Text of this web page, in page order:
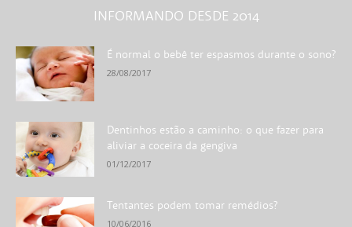
INFORMANDO DESDE 2014
É normal o bebê ter espasmos durante o sono?
28/08/2017
Dentinhos estão a caminho: o que fazer para
aliviar a coceira da gengiva
01/12/2017
Tentantes podem tomar remédios?
10/06/2016